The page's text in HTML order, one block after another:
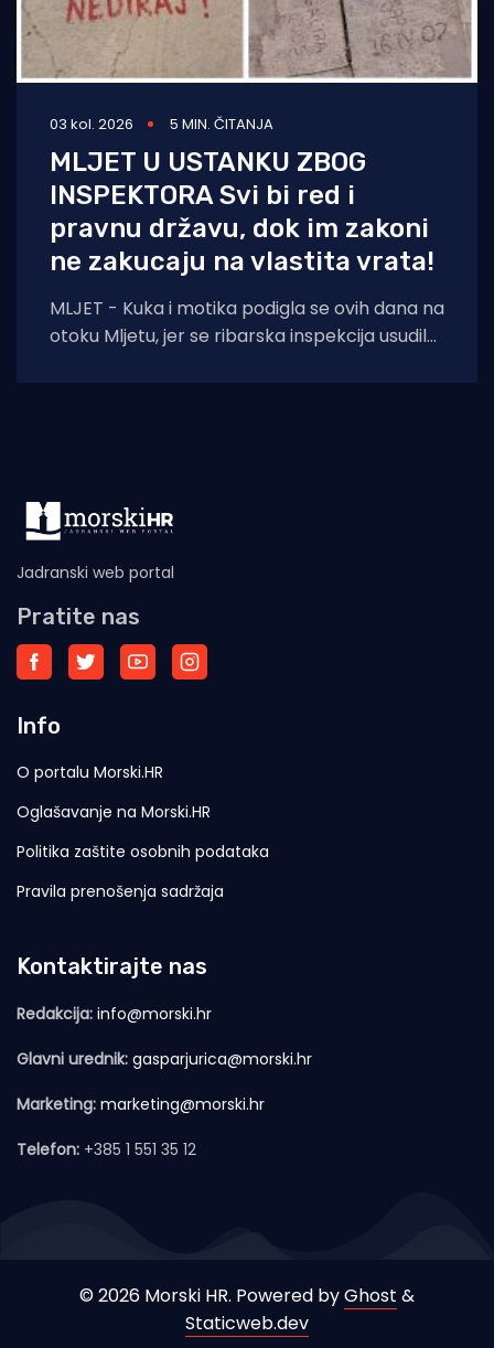
03 kol. 2026 5 MIN. ČITANJA
MLJET U USTANKU ZBOG
INSPEKTORA Svi bi red i
pravnu državu, dok im zakoni
ne zakucaju na vlastita vrata!
MLJET - Kuka i motika podigla se ovih dana na
otoku Mljetu, jer se ribarska inspekcija usudila
Jadranski web portal
Pratite nas
Info
O portalu Morski.HR
Oglašavanje na Morski.HR
Politika zaštite osobnih podataka
Pravila prenošenja sadržaja
Kontaktirajte nas
Redakcija: info@morski.hr
Glavni urednik: gasparjurica@morski.hr
Marketing: marketing@morski.hr
Telefon: +385 1 551 35 12
© 2026 Morski HR. Powered byGhost &
Staticweb.dev